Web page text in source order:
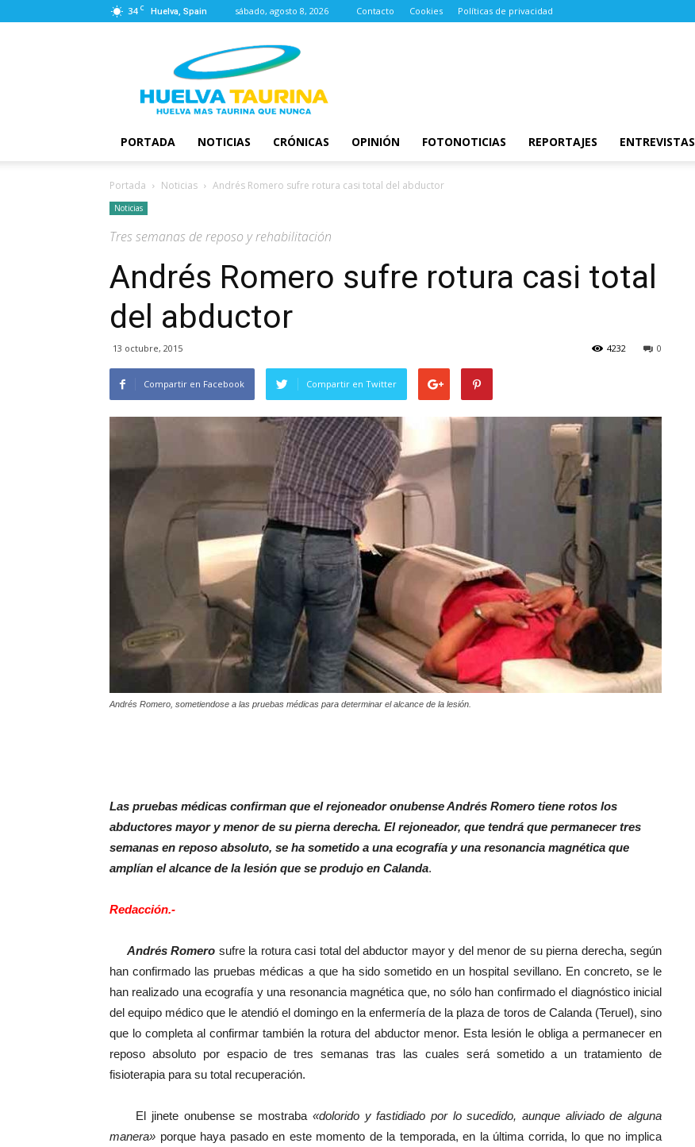
34 C Huelva, Spain sábado, agosto 8, 2026 Contacto Cookies Políticas de privacidad
Taurina
PORTADA NOTICIAS CRÓNICAS OPINIÓN FOTONOTICIAS REPORTAJES ENTREVISTAS
Portada Noticias Andrés Romero sufre rotura casi total del abductor
Noticias
Tres semanas de reposo y rehabilitación
Andrés Romero sufre rotura casi total
del abductor
13 octubre, 2015 0
4232
Compartir en Facebook Compartir en Twitter
Andrés Romero, sometiendose a las pruebas médicas para determinar el alcance de la lesión.
Las pruebas médicas confirman que el rejoneador onubense Andrés Romero tiene rotos los
abductores mayor y menor de su pierna derecha. El rejoneador, que tendrá que permanecer tres
semanas en reposo absoluto, se ha sometido a una ecografía y una resonancia magnética que
amplían el alcance de la lesión que se produjo en Calanda.
Redacción.-
Andrés Romero sufre la rotura casi total del abductor mayor y del menor de su pierna derecha, según
han confirmado las pruebas médicas a que ha sido sometido en un hospital sevillano. En concreto, se le
han realizado una ecografía y una resonancia magnética que, no sólo han confirmado el diagnóstico inicial
del equipo médico que le atendió el domingo en la enfermería de la plaza de toros de Calanda (Teruel), sino
que lo completa al confirmar también la rotura del abductor menor. Esta lesión le obliga a permanecer en
reposo absoluto por espacio de tres semanas tras las cuales será sometido a un tratamiento de
fisioterapia para su total recuperación.
El jinete onubense se mostraba «dolorido y fastidiado por lo sucedido, aunque aliviado de alguna
manera» porque haya pasado en este momento de la temporada, en la última corrida, lo que no implica